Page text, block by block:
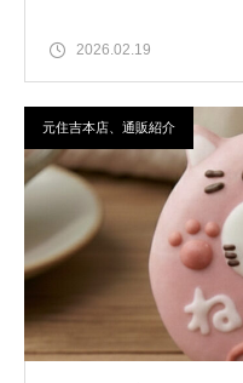
2026.02.19
元住吉本店、通販紹介